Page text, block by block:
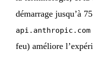
démarrage jusqu’à
api.anthropic.com
feu) améliore